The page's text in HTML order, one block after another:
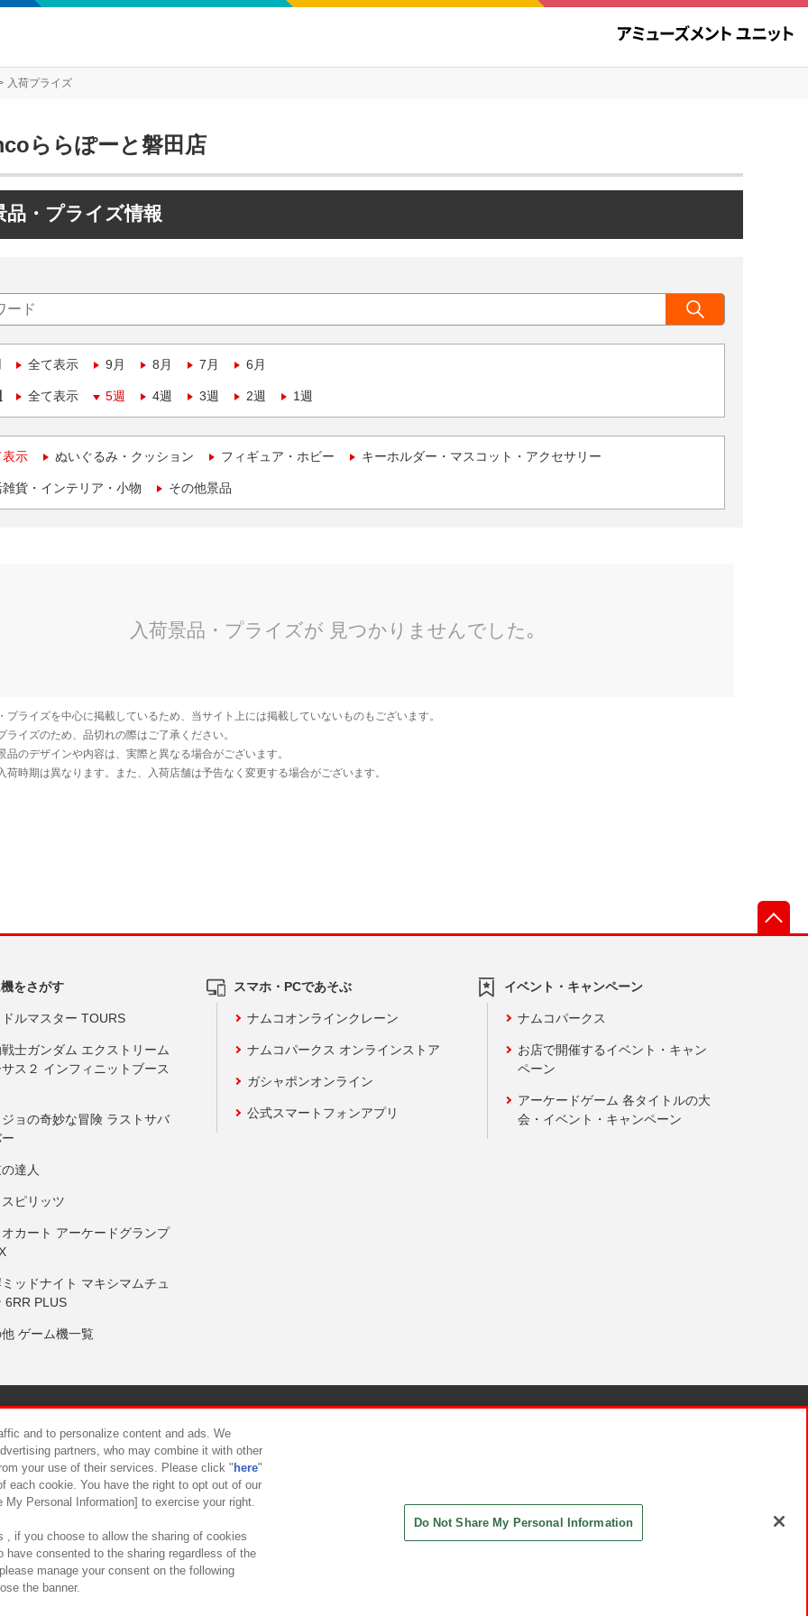
入荷プライズ
ららぽーと磐田店
品・プライズ情報
全て表示 9月 8月 7月 6月
全て表示 5週 4週 3週 2週 1週
表示 ぬいぐるみ・クッション フィギュア・ホビー キーホルダー・マスコット・アクセサリー
貨・インテリア・小物 その他景品
をさがす
ルマスター TOURS
士ガンダム エクストリーム
ス２ インフィニットブース
ョの奇妙な冒険 ラストサバ
達人
ピリッツ
カート アーケードグランプ
ッドナイト マキシマムチュ
6RR PLUS
ゲーム機一覧
スマホ・PCであそぶ
ナムコオンラインクレーン
ナムコパークス オンラインストア
ガシャポンオンライン
公式スマートフォンアプリ
イベント・キャンペーン
ナムコパークス
お店で開催するイベント・キャン
ペーン
アーケードゲーム 各タイトルの大
会・イベント・キャンペーン
について カスタマーハラスメント対応方針
and to personalize content and ads. We
partners, who may combine it with other
your use of their services. Please click " here"
each cookie. You have the right to opt out of our
Personal Information] to exercise your right.
, if you choose to allow the sharing of cookies
have consented to the sharing regardless of the
manage your consent on the following
the banner.
Do Not Share My Personal Information